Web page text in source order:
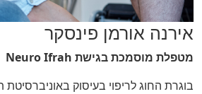
אירנה אורמן פינסקר
מטפלת מוסמכת בגישת Neuro Ifrah